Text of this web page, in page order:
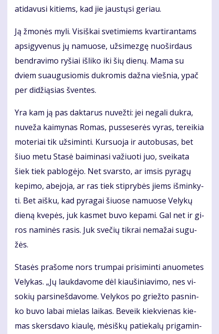
ati­da­vu­si ki­tiems, kad jie jaus­tų­si ge­riau.
Ją žmo­nės my­li. Vi­siš­kai sve­ti­miems kvar­ti­ran­tams
ap­si­gy­ve­nus jų na­muo­se, už­si­mez­gę nuo­šir­daus
ben­dra­vi­mo ry­šiai iš­li­ko iki šių die­nų. Ma­ma su
dviem su­au­gu­sio­mis duk­ro­mis daž­na vieš­nia, ypač
per di­dži­ą­sias šven­tes.
Yra kam ją pas dak­ta­rus nu­vež­ti: jei ne­ga­li duk­ra,
nu­ve­ža kai­my­nas Ro­mas, pus­se­se­rės vy­ras, te­rei­kia
mo­te­riai tik už­si­min­ti. Kur­suo­ja ir au­to­bu­sas, bet
šiuo me­tu Sta­sė bai­mi­na­si va­žiuo­ti juo, svei­ka­ta
šiek tiek pa­blo­gė­jo. Net svars­to, ar im­sis py­ra­gų
ke­pi­mo, abe­jo­ja, ar ras tiek stip­ry­bės jiems iš­min­ky­
ti. Bet aiš­ku, kad py­ra­gai šiuo­se na­muo­se Ve­ly­kų
die­ną kve­pės, juk kas­met bu­vo ke­pa­mi. Gal net ir gi­
ros na­mi­nės ra­sis. Juk sve­čių tik­rai ne­ma­žai su­gu­
žės.
Sta­sės pra­šo­me nors trum­pai pri­si­min­ti anuo­me­tes
Ve­ly­kas. „Jų lauk­da­vo­me dėl kiau­ši­nia­vi­mo, nes vi­
so­kių par­si­neš­da­vo­me. Ve­ly­kos po griež­to pas­nin­
ko bu­vo la­bai mie­las lai­kas. Be­veik kiek­vie­nas kie­
mas skers­da­vo kiau­lę, mė­siš­kų pa­tie­ka­lų pri­ga­min­